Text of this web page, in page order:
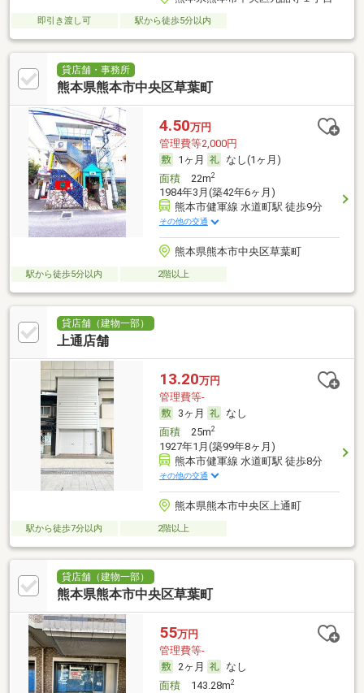
即引き渡し可 駅から徒歩5分以内
貸店舗・事務所
熊本県熊本市中央区草葉町
4.50万円
管理費等2,000円
1ヶ月
なし(1ヶ月)
面積22m2
1984年3月(築42年6ヶ月)
熊本市健軍線 水道町駅 徒歩9分
その他の交通
熊本県熊本市中央区草葉町
駅から徒歩5分以内 2階以上
貸店舗（建物一部）
上通店舗
13.20万円
管理費等-
3ヶ月
なし
面積25m2
1927年1月(築99年8ヶ月)
熊本市健軍線 水道町駅 徒歩8分
その他の交通
熊本県熊本市中央区上通町
駅から徒歩7分以内 2階以上
貸店舗（建物一部）
熊本県熊本市中央区草葉町
55万円
管理費等-
2ヶ月
なし
面積143.28m2